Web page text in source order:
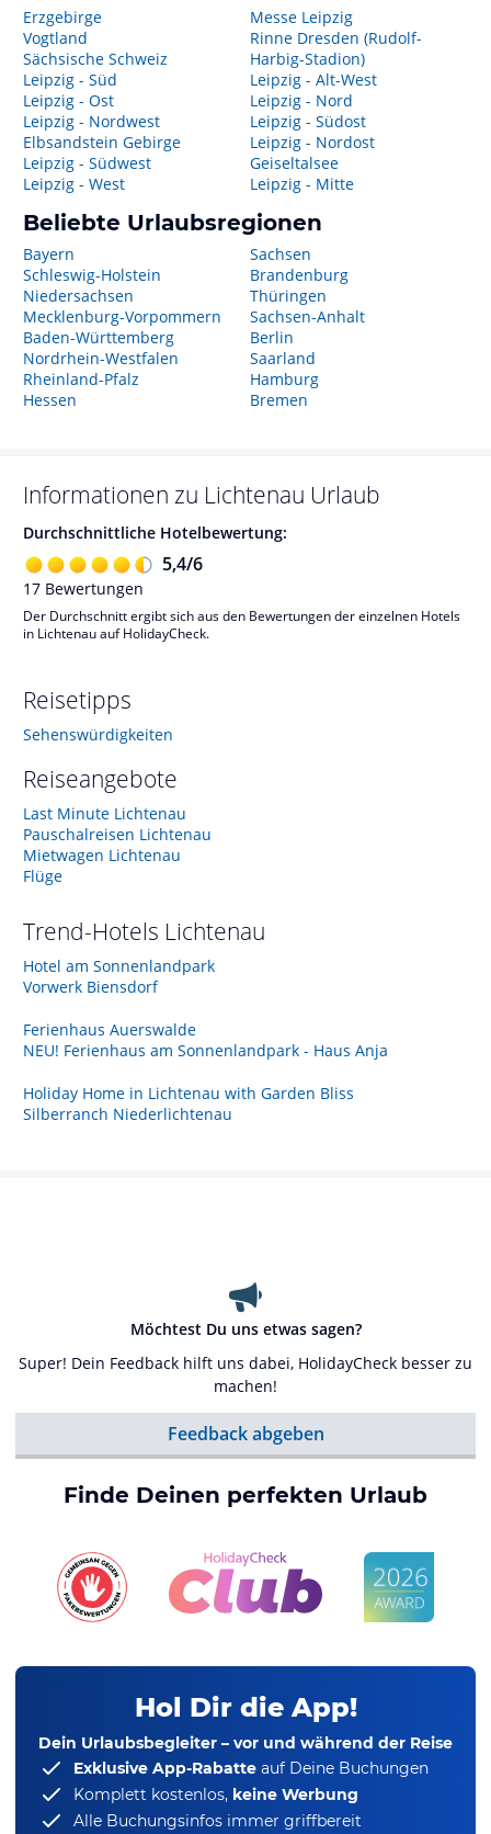
Erzgebirge
Vogtland
Sächsische Schweiz
Leipzig - Süd
Leipzig - Ost
Leipzig - Nordwest
Elbsandstein Gebirge
Leipzig - Südwest
Leipzig - West
Messe Leipzig
Rinne Dresden (Rudolf-
Harbig-Stadion)
Leipzig - Alt-West
Leipzig - Nord
Leipzig - Südost
Leipzig - Nordost
Geiseltalsee
Leipzig - Mitte
Beliebte Urlaubsregionen
Bayern
Schleswig-Holstein
Niedersachsen
Mecklenburg-Vorpommern
Baden-Württemberg
Nordrhein-Westfalen
Rheinland-Pfalz
Hessen
Sachsen
Brandenburg
Thüringen
Sachsen-Anhalt
Berlin
Saarland
Hamburg
Bremen
Informationen zu Lichtenau Urlaub
Durchschnittliche Hotelbewertung:
5,4/6
17 Bewertungen
Der Durchschnitt ergibt sich aus den Bewertungen der einzelnen Hotels
in Lichtenau auf HolidayCheck.
Reisetipps
Sehenswürdigkeiten
Reiseangebote
Last Minute Lichtenau
Pauschalreisen Lichtenau
Mietwagen Lichtenau
Flüge
Trend-Hotels Lichtenau
Hotel am Sonnenlandpark
Vorwerk Biensdorf
Ferienhaus Auerswalde
NEU! Ferienhaus am Sonnenlandpark - Haus Anja
Holiday Home in Lichtenau with Garden Bliss
Silberranch Niederlichtenau
Möchtest Du uns etwas sagen?
Super! Dein Feedback hilft uns dabei, HolidayCheck besser zu
machen!
Feedback abgeben
Finde Deinen perfekten Urlaub
Hol Dir die App!
Dein Urlaubsbegleiter – vor und während der Reise
Exklusive App-Rabatte auf Deine Buchungen
Komplett kostenlos, keine Werbung
Alle Buchungsinfos immer griffbereit